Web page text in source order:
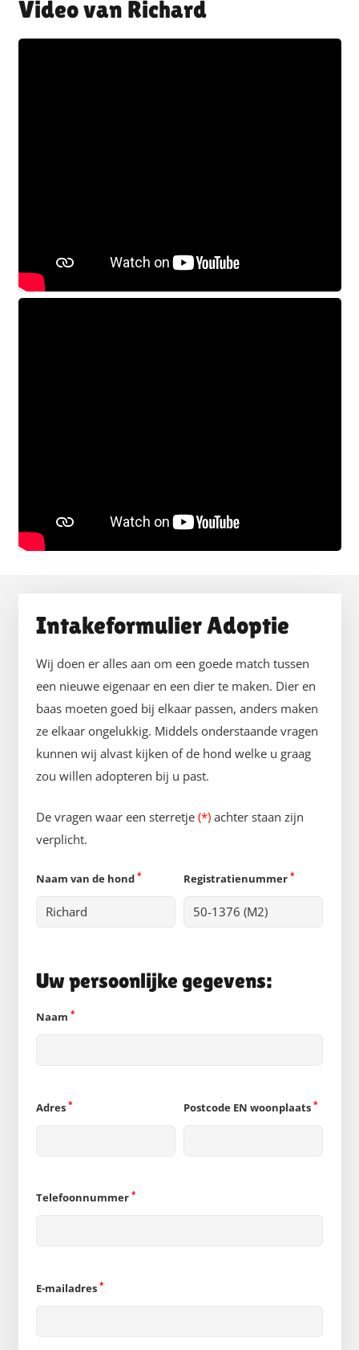
Richard
Intakeformulier Adoptie
Wij doen er alles aan om een goede match tussen
een nieuwe eigenaar en een dier te maken. Dier en
baas moeten goed bij elkaar passen, anders maken
ze elkaar ongelukkig. Middels onderstaande vragen
kunnen wij alvast kijken of de hond welke u graag
zou willen adopteren bij u past.
De vragen waar een sterretje (*) achter staan zijn
verplicht.
Naam van de hond * Registratienummer *
Uw persoonlijke gegevens:
Naam *
Adres * Postcode EN woonplaats *
Telefoonnummer *
E-mailadres *